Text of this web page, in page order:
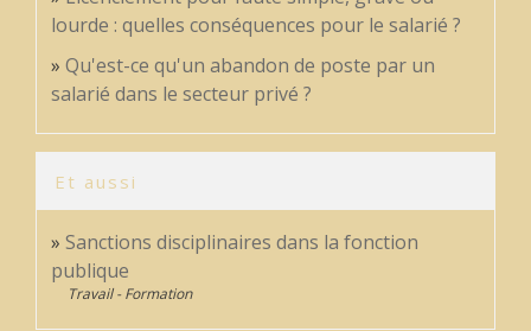
lourde : quelles conséquences pour le salarié ?
Qu'est-ce qu'un abandon de poste par un
salarié dans le secteur privé ?
Et aussi
Sanctions disciplinaires dans la fonction
publique
Travail - Formation